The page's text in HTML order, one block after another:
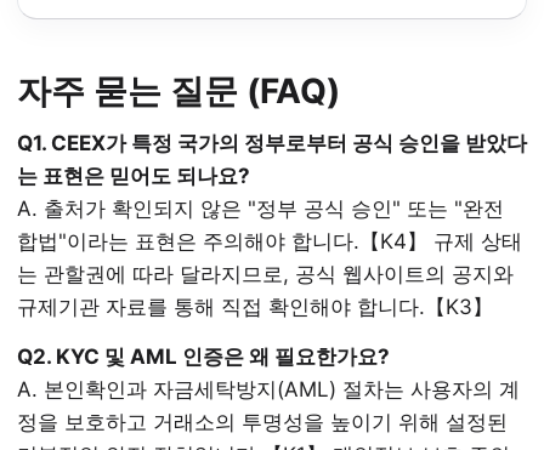
자주 묻는 질문 (FAQ)
Q1. CEEX가 특정 국가의 정부로부터 공식 승인을 받았다
는 표현은 믿어도 되나요?
A. 출처가 확인되지 않은 "정부 공식 승인" 또는 "완전
합법"이라는 표현은 주의해야 합니다.【K4】 규제 상태
는 관할권에 따라 달라지므로, 공식 웹사이트의 공지와
규제기관 자료를 통해 직접 확인해야 합니다.【K3】
Q2. KYC 및 AML 인증은 왜 필요한가요?
A. 본인확인과 자금세탁방지(AML) 절차는 사용자의 계
정을 보호하고 거래소의 투명성을 높이기 위해 설정된